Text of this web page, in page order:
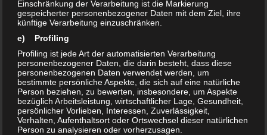
Nicht zuletzt sind oxidierende Verbindungen bei der
Verwendung als Desinfektionsmittel eine wichtige
Verbindungsklasse, weil bei deren Einsatz auch komplexe
organische Moleküle oxidativ zerstört und deren Funktion
nachhaltig gestört wird. Lebende Zellen sind aus komplexen
Proteinen aufgebaut, die wiederum aus Aminosäuren
bestehen.
Einschränkung der Verarbeitung ist die Markierung
gespeicherter personenbezogener Daten mit dem Ziel, ihre
künftige Verarbeitung einzuschränken.
e) Profiling
Profiling ist jede Art der automatisierten Verarbeitung
personenbezogener Daten, die darin besteht, dass diese
personenbezogenen Daten verwendet werden, um
bestimmte persönliche Aspekte, die sich auf eine natürliche
Person beziehen, zu bewerten, insbesondere, um Aspekte
bezüglich Arbeitsleistung, wirtschaftlicher Lage, Gesundheit,
persönlicher Vorlieben, Interessen, Zuverlässigkeit,
Verhalten, Aufenthaltsort oder Ortswechsel dieser natürlichen
Person zu analysieren oder vorherzusagen.